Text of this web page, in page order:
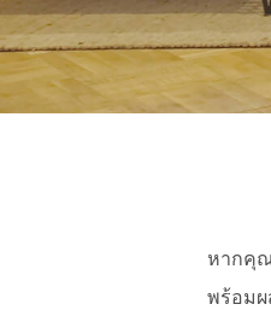
หากคุ
พร้อมผ